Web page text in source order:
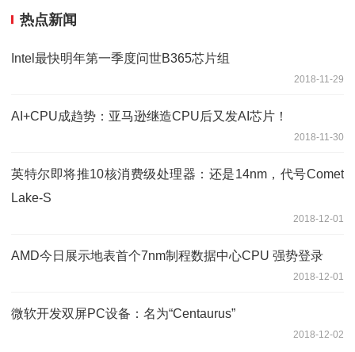
热点新闻
Intel最快明年第一季度问世B365芯片组
2018-11-29
AI+CPU成趋势：亚马逊继造CPU后又发AI芯片！
2018-11-30
英特尔即将推10核消费级处理器：还是14nm，代号Comet
Lake-S
2018-12-01
AMD今日展示地表首个7nm制程数据中心CPU 强势登录
2018-12-01
微软开发双屏PC设备：名为“Centaurus”
2018-12-02